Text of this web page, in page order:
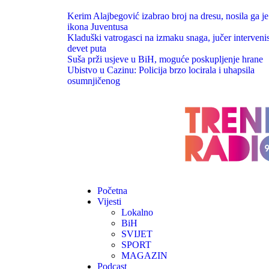
Kerim Alajbegović izabrao broj na dresu, nosila ga je
ikona Juventusa
Kladuški vatrogasci na izmaku snaga, jučer
devet puta
Suša prži usjeve u BiH, moguće poskupljenje hrane
Ubistvo u Cazinu: Policija brzo locirala i uhapsila
osumnjičenog
Početna
Vijesti
Lokalno
BiH
SVIJET
SPORT
MAGAZIN
Podcast